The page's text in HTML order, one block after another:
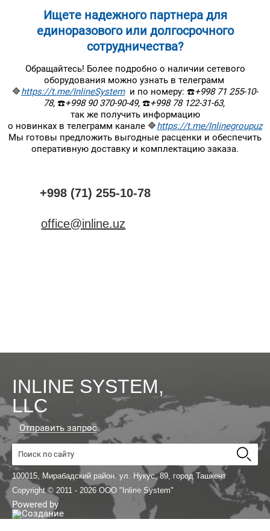
Ищете надежного партнера для
единоразового или долгосрочного
сотрудничества?
Обращайтесь! Более подробно о наличии сетевого
оборудования можно узнать в телеграмм
🔷https://t.me/InlineSystem и по номеру: ☎️+998 71 255-10-
78, ☎️+998 90 370-90-49, ☎️+998 78 122-31-63,
так же получить информацию
о новинках в телеграмм канале 🔷https://t.me/Inlinegroupuz
Мы готовы предложить выгодные расценки и обеспечить
оперативную доставку и комплектацию заказа.
+998 (71) 255-10-78
office@inline.uz
INLINE SYSTEM,
LLC
Отправить запрос
100015, Мирабадский район. ул. Нукус, 89, город Ташкент
Copyright © 2011 - 2026 OOO "Inline System"
Powered by